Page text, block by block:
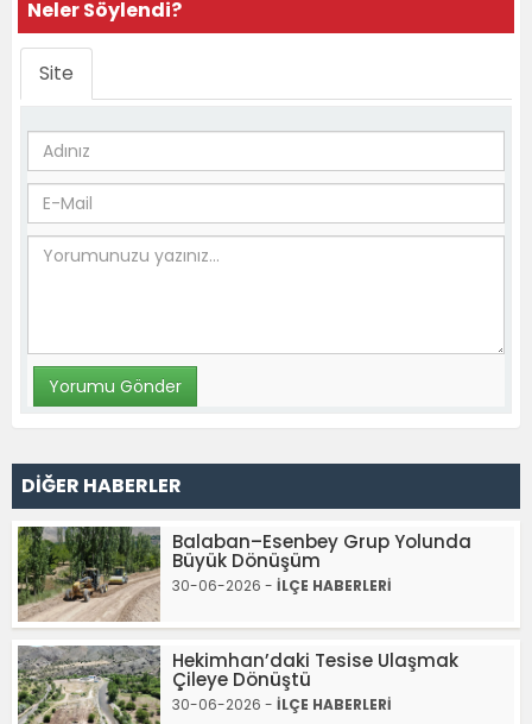
Neler Söylendi?
Site
DİĞER HABERLER
Balaban–Esenbey Grup Yolunda
Büyük Dönüşüm
30-06-2026 - İLÇE HABERLERİ
Hekimhan’daki Tesise Ulaşmak
Çileye Dönüştü
30-06-2026 - İLÇE HABERLERİ